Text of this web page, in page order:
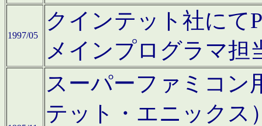
1997/05
クインテット社にて
メインプログラマ担
スーパーファミコン
テット・エニックス